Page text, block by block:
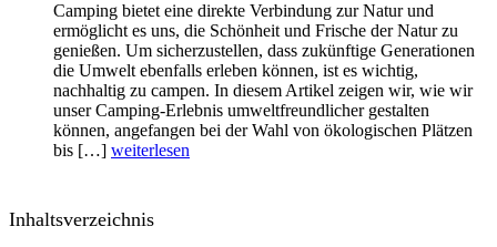
Camping bietet eine direkte Verbindung zur Natur und
ermöglicht es uns, die Schönheit und Frische der Natur zu
genießen. Um sicherzustellen, dass zukünftige Generationen
die Umwelt ebenfalls erleben können, ist es wichtig,
nachhaltig zu campen. In diesem Artikel zeigen wir, wie wir
unser Camping-Erlebnis umweltfreundlicher gestalten
können, angefangen bei der Wahl von ökologischen Plätzen
bis […] weiterlesen
Inhaltsverzeichnis